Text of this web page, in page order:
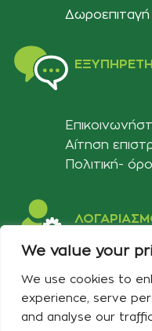
We value your
We use cookies to
experience, serve
and analyse our
Δωροεπιταγή
Αίτηση
Πολιτική-
Στοιχεία
Λίστα
Copyright 2024